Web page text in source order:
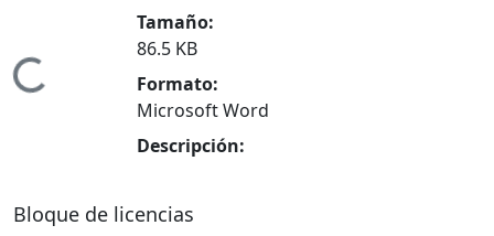
Cargando...
Tamaño:
86.5 KB
Formato:
Microsoft Word
Descripción:
Bloque de licencias